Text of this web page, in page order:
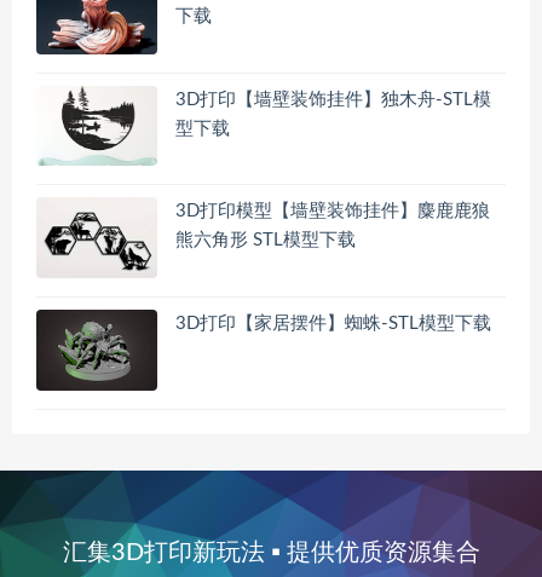
下载
3D打印【墙壁装饰挂件】独木舟-STL模
型下载
3D打印模型【墙壁装饰挂件】麋鹿鹿狼
熊六角形 STL模型下载
3D打印【家居摆件】蜘蛛-STL模型下载
汇集3D打印新玩法 ▪ 提供优质资源集合